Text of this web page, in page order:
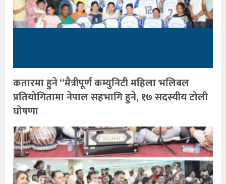
कतारमा हुने “मैत्रीपूर्ण कम्युनिटी महिला भलिबल
प्रतियोगितामा नेपाल सहभागि हुने, १७ सदस्यीय टोली
घोषणा